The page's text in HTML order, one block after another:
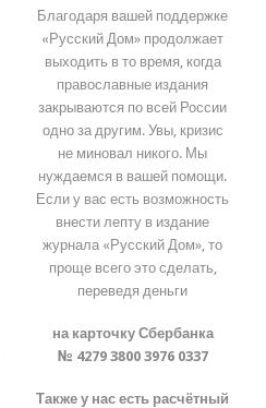
Благодаря вашей поддержке
«Русский Дом» продолжает
выходить в то время, когда
православные издания
закрываются по всей России
одно за другим. Увы, кризис
не миновал никого. Мы
нуждаемся в вашей помощи.
Если у вас есть возможность
внести лепту в издание
журнала «Русский Дом», то
проще всего это сделать,
переведя деньги
на карточку Сбербанка
№ 4279 3800 3976 0337
Также у нас есть расчётный